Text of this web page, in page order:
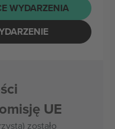
WYDARZENIA
UE
zostało